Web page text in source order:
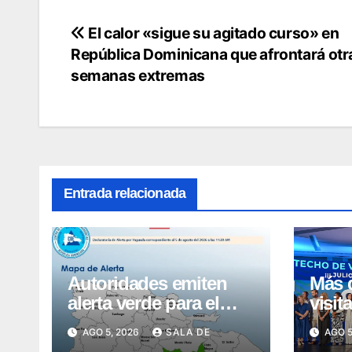
Navegación
de
El calor «sigue su agitado curso» en
República Dominicana que afrontará
semanas extremas
Entrada relacionada
Autoridades emiten
alerta verde para el
Gran Santo Domingo
y San Pedro de
AGO 5, 2026 SALA DE
Más
país
año
AGO